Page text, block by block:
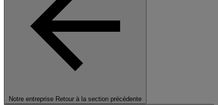
Notre entreprise Retour à la section précédente